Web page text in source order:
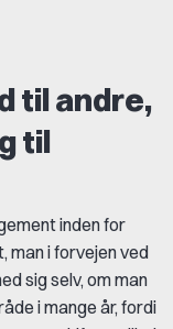
til andre,
til
inden for
man i forvejen ved
sig selv, om man
i mange år, fordi